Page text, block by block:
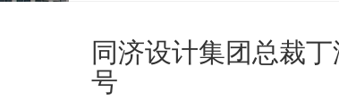
同济设计集团总裁
号